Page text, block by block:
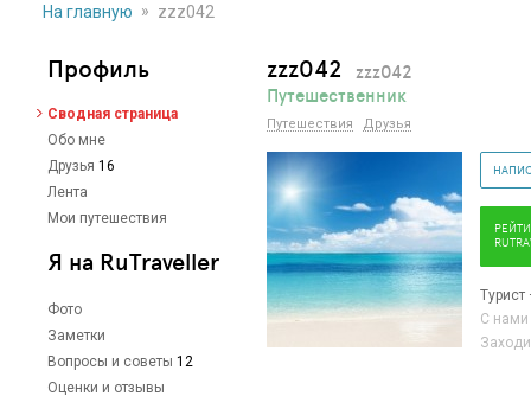
На главную » zzz042
Профиль
Сводная страница
Обо мне
Друзья 16
Лента
Мои путешествия
Я на RuTraveller
Фото
Заметки
Вопросы и советы 12
Оценки и отзывы
zzz042 zzz042
Путешественник
Путешествия Друзья
Турист
С нами